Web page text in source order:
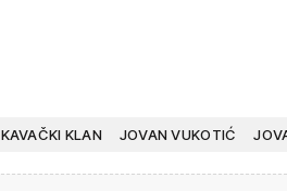
KAVAČKI KLAN JOVAN VUKOTIĆ